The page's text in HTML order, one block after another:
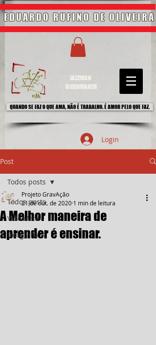
EDUARDO RUFINO DE OLIVEIRA
JAZZMAN
ViDEOMAKER
QUANDO SE FAZ O QUE AMA, NÃO É TRABALHO. É AMOR PELO QUE FAZ.
Login
Post
Todos posts
VideoArte
fotografia
Todos posts
A Melhor maneira de
aprender é ensinar.
Projeto GravAção
21 de out. de 2020 1 min de leitura